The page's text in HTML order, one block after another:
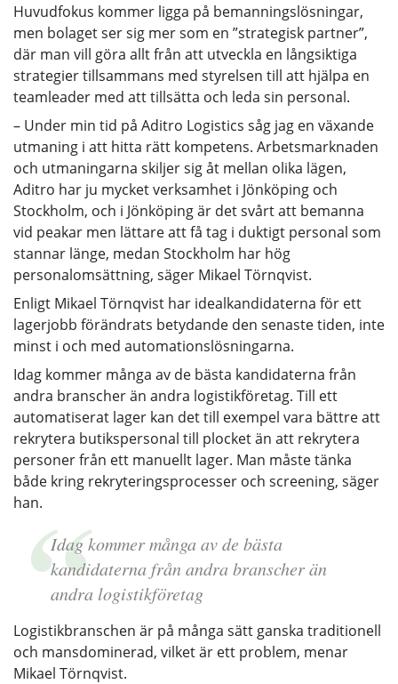
Huvudfokus kommer ligga på bemanningslösningar,
men bolaget ser sig mer som en ”strategisk partner”,
där man vill göra allt från att utveckla en långsiktiga
strategier tillsammans med styrelsen till att hjälpa en
teamleader med att tillsätta och leda sin personal.
– Under min tid på Aditro Logistics såg jag en växande
utmaning i att hitta rätt kompetens. Arbetsmarknaden
och utmaningarna skiljer sig åt mellan olika lägen,
Aditro har ju mycket verksamhet i Jönköping och
Stockholm, och i Jönköping är det svårt att bemanna
vid peakar men lättare att få tag i duktigt personal som
stannar länge, medan Stockholm har hög
personalomsättning, säger Mikael Törnqvist.
Enligt Mikael Törnqvist har idealkandidaterna för ett
lagerjobb förändrats betydande den senaste tiden, inte
minst i och med automationslösningarna.
Idag kommer många av de bästa kandidaterna från
andra branscher än andra logistikföretag. Till ett
automatiserat lager kan det till exempel vara bättre att
rekrytera butikspersonal till plocket än att rekrytera
personer från ett manuellt lager. Man måste tänka
både kring rekryteringsprocesser och screening, säger
han.
Idag kommer många av de bästa
kandidaterna från andra branscher än
andra logistikföretag
Logistikbranschen är på många sätt ganska traditionell
och mansdominerad, vilket är ett problem, menar
Mikael Törnqvist.